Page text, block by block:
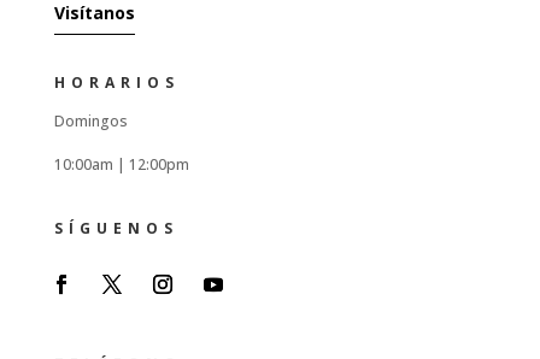
Visítanos
HORARIOS
Domingos
10:00am | 12:00pm
SÍGUENOS